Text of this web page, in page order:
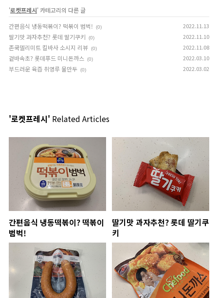
'로켓프레시' 카테고리의 다른 글
간편음식 냉동떡볶이? 떡볶이 범벅!
(0) 2022.11.13
딸기맛 과자추천? 롯데 딸기쿠키 (0) 2022.11.10
존쿡델리미트 킬바사 소시지 리뷰 (0) 2022.11.08
겉바속초? 롯데푸드 미니돈까스 (0) 2022.03.10
부드러운 육즙 취영루 물만두 (0) 2022.03.02
'로켓프레시' Related Articles
간편음식 냉동떡볶이? 떡볶이
범벅!
딸기맛 과자추천? 롯데 딸기쿠
키